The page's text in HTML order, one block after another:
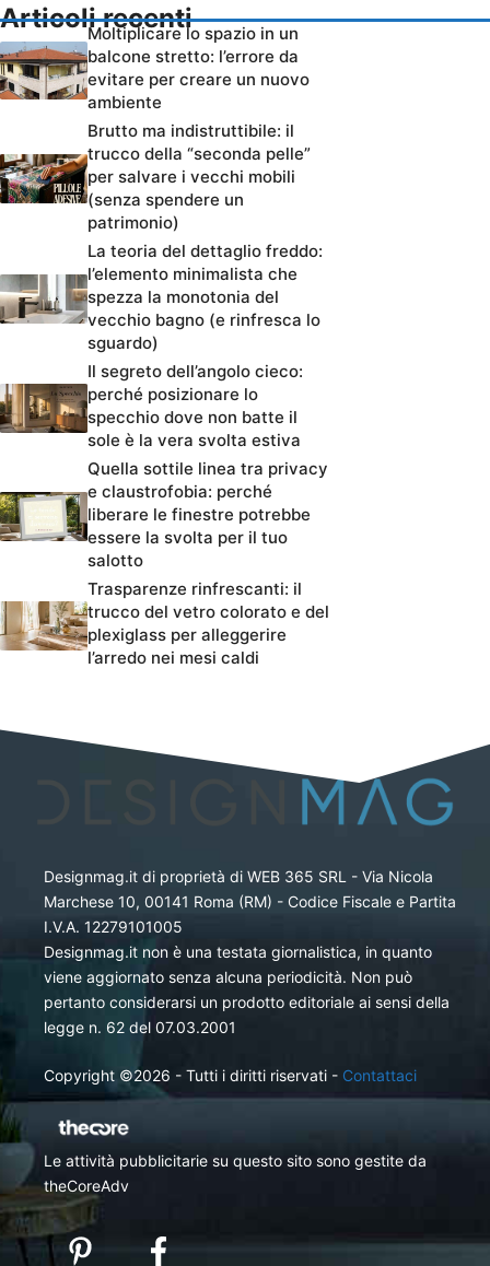
Articoli recenti
Moltiplicare lo spazio in un
balcone stretto: l’errore da
evitare per creare un nuovo
ambiente
Brutto ma indistruttibile: il
trucco della “seconda pelle”
per salvare i vecchi mobili
(senza spendere un
patrimonio)
La teoria del dettaglio freddo:
l’elemento minimalista che
spezza la monotonia del
vecchio bagno (e rinfresca lo
sguardo)
Il segreto dell’angolo cieco:
perché posizionare lo
specchio dove non batte il
sole è la vera svolta estiva
Quella sottile linea tra privacy
e claustrofobia: perché
liberare le finestre potrebbe
essere la svolta per il tuo
salotto
Trasparenze rinfrescanti: il
trucco del vetro colorato e del
plexiglass per alleggerire
l’arredo nei mesi caldi
Designmag.it di proprietà di WEB 365 SRL - Via Nicola
Marchese 10, 00141 Roma (RM) - Codice Fiscale e Partita
I.V.A. 12279101005
Designmag.it non è una testata giornalistica, in quanto
viene aggiornato senza alcuna periodicità. Non può
pertanto considerarsi un prodotto editoriale ai sensi della
legge n. 62 del 07.03.2001
Copyright ©2026 - Tutti i diritti riservati - Contattaci
Le attività pubblicitarie su questo sito sono gestite da
theCoreAdv